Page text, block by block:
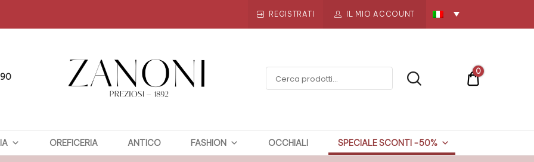
REGISTRATI IL MIO ACCOUNT
PREZIOSI
€0
0
OREFICERIA ANTICO FASHION OCCHIALI SPECIALE SCONTI -50%